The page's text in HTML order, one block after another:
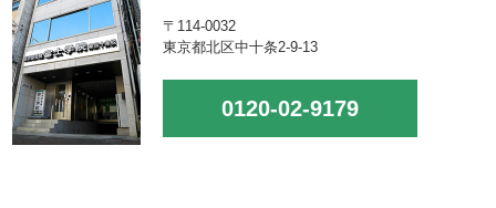
〒114-0032
東京都北区中十条2-9-13
0120-02-9179